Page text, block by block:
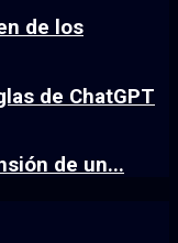
de los
de ChatGPT
de un...